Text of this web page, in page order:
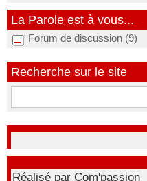
La Parole est à vous...
Forum de discussion (9)
Recherche sur le site
Réalisé par Com'passion